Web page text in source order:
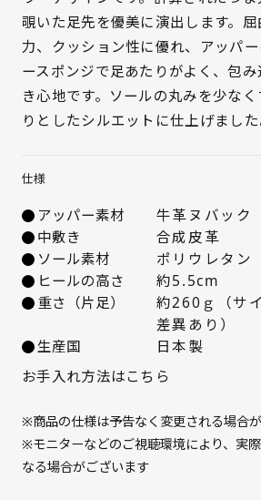
サイズを選択してください
21.5cm △ 残りわずか
22cm 入荷お知らせ
22.5cm
23cm △ 残りわずか
23.5cm 入荷お知らせ
24cm 入荷お知らせ
24.5cm 入荷お知らせ
覗いた足先を優美に演出します。
力、クッション性に優れ、アッパ
ースポンジで足あたりがよく、包
き心地です。ソールの丸みを少な
りとしたシルエットに仕上げました
仕様
アッパー素材
牛革ヌバック
中敷き
合成皮革
ソール素材
ポリウレタン
ヒールの高さ
約5.5cm
重さ（片足）
約260ｇ（サ
差異あり）
生産国
日本製
お手入れ方法はこちら
※商品の仕様は予告なく変更される場合
※モニターなどのご視聴環境により、実
なる場合がございます